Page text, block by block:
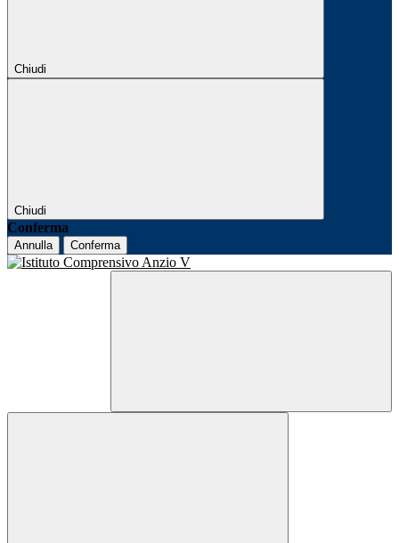
Chiudi
Chiudi
Conferma
Annulla Conferma